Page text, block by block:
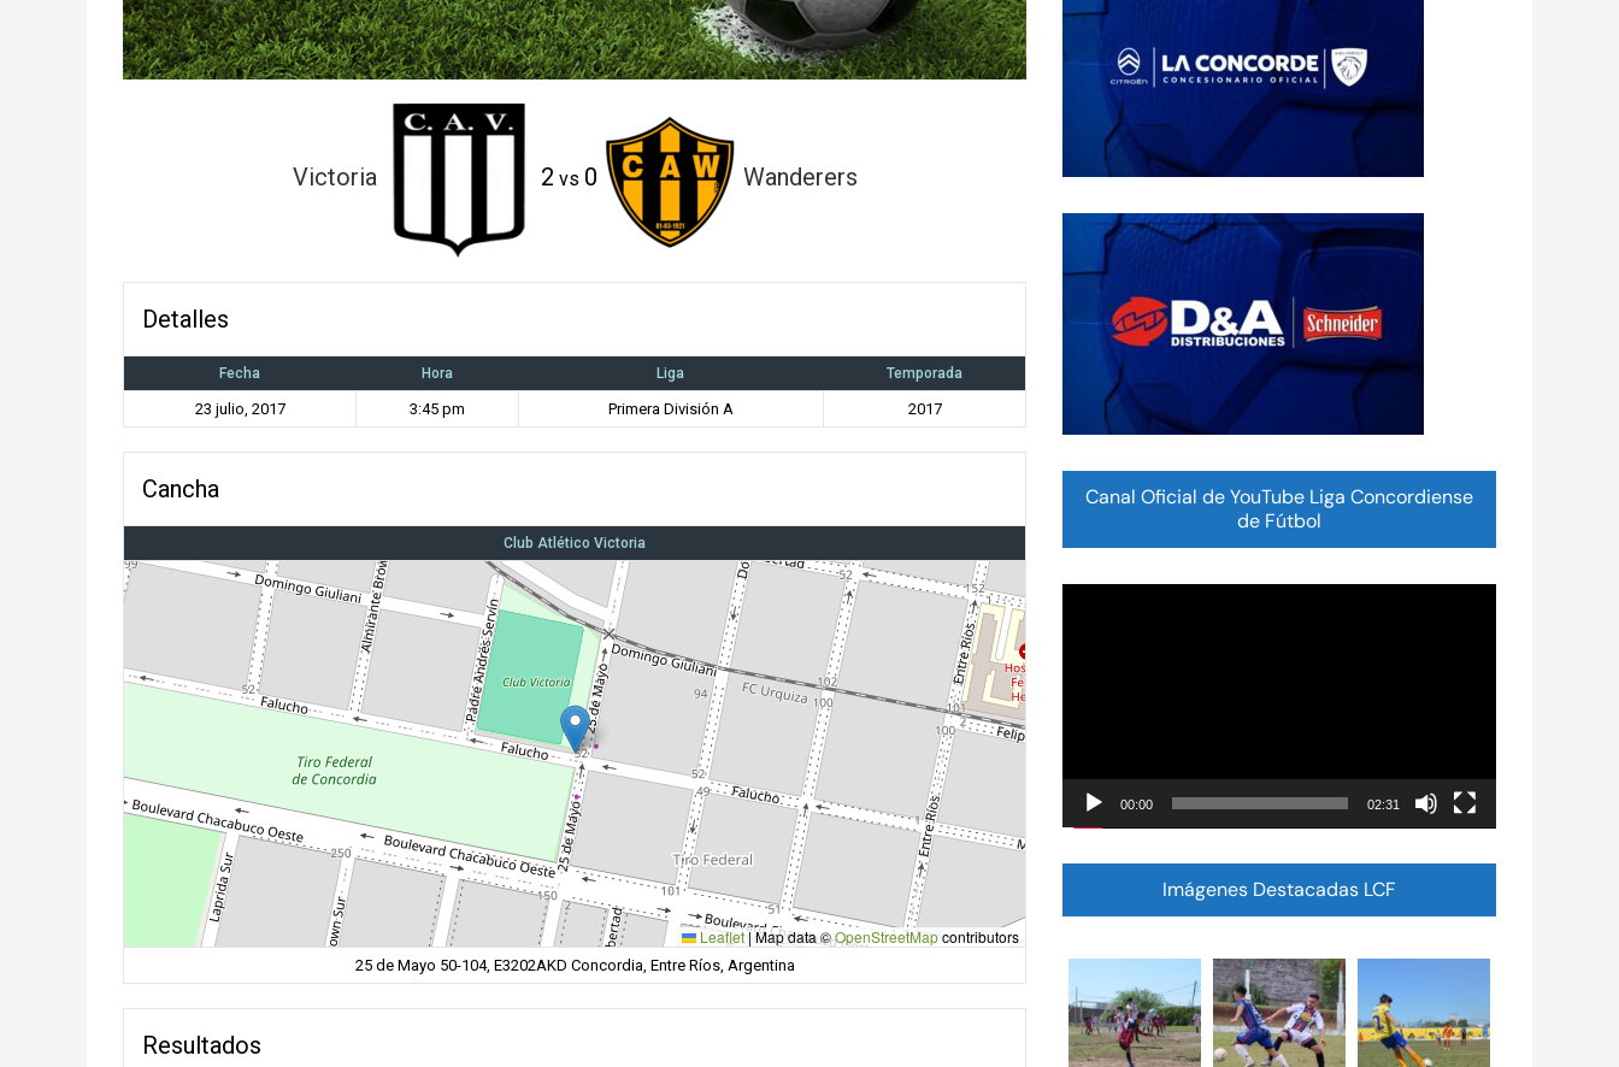
Victoria 2 vs 0 Wanderers
Detalles
Fecha Hora Liga Temporada
23 julio, 2017 3:45 pm Primera División A 2017
Cancha
Club Atlético Victoria
Leaflet|Map data ©OpenStreetMapcontributors
25 de Mayo 50-104, E3202AKD Concordia, Entre Ríos, Argentina
Resultados
Canal Oficial de YouTube Liga Concordiense
de Fútbol
00:00 02:31
Imágenes Destacadas LCF